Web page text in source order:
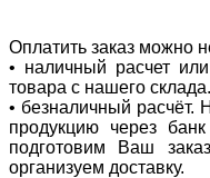
Оплатить заказ можно
• наличный расчет
товара с нашего склада.
• безналичный расчёт.
продукцию через
подготовим Ваш
организуем доставку.